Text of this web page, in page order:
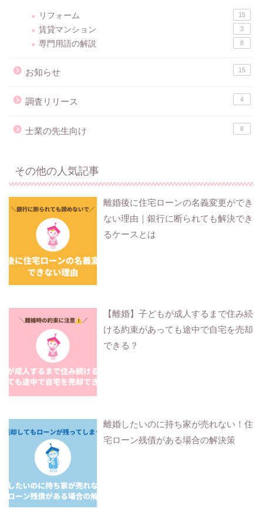
リフォーム 15
賃貸マンション 3
専門用語の解説 8
お知らせ 15
調査リリース 4
士業の先生向け 8
その他の人気記事
離婚後に住宅ローンの名義変更ができ
ない理由｜銀行に断られても解決でき
るケースとは
【離婚】子どもが成人するまで住み続
ける約束があっても途中で自宅を売却
できる？
離婚したいのに持ち家が売れない！住
宅ローン残債がある場合の解決策